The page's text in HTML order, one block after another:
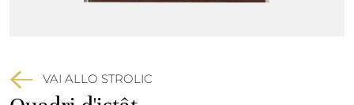
VAI ALLO STROLIC